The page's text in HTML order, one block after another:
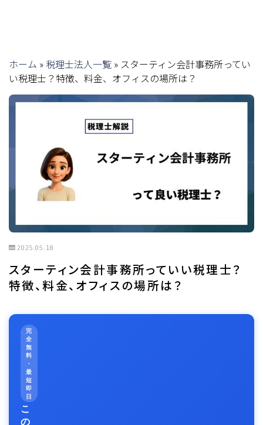
ホーム » 税理士法人一覧 » スターティン会計事務所ってい
い税理士？特徴、料金、オフィスの場所は？
2025.05.18
スターティン会計事務所っていい税理士？
特徴、料金、オフィスの場所は？
完
全
無
料
・
最
短
即
日
こ
の